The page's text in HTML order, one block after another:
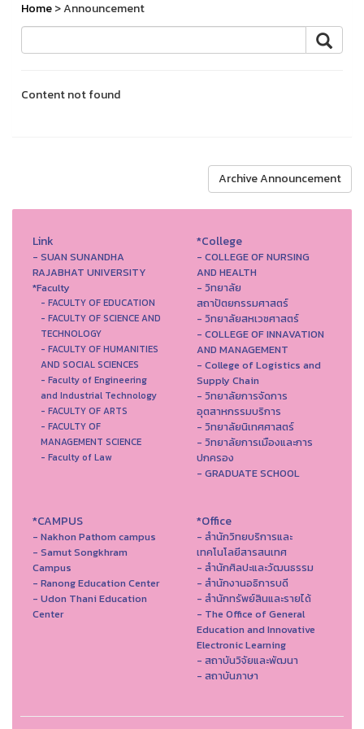
Home> Announcement
Content not found
Archive Announcement
Link
- SUAN SUNANDHA
RAJABHAT UNIVERSITY
*Faculty
- FACULTY OF EDUCATION
- FACULTY OF SCIENCE AND
TECHNOLOGY
- FACULTY OF HUMANITIES
AND SOCIAL SCIENCES
- Faculty of Engineering
and Industrial Technology
- FACULTY OF ARTS
- FACULTY OF
MANAGEMENT SCIENCE
- Faculty of Law
*College
- COLLEGE OF NURSING
AND HEALTH
- วิทยาลัย
สถาปัตยกรรมศาสตร์
- วิทยาลัยสหเวชศาสตร์
- COLLEGE OF INNAVATION
AND MANAGEMENT
- College of Logistics and
Supply Chain
- วิทยาลัยการจัดการ
อุตสาหกรรมบริการ
- วิทยาลัยนิเทศศาสตร์
- วิทยาลัยการเมืองและการ
ปกครอง
- GRADUATE SCHOOL
*CAMPUS
- Nakhon Pathom campus
- Samut Songkhram
Campus
- Ranong Education Center
- Udon Thani Education
Center
*Office
- สำนักวิทยบริการและ
เทคโนโลยีสารสนเทศ
- สํานักศิลปะและวัฒนธรรม
- สำนักงานอธิการบดี
- สำนักทรัพย์สินและรายได้
- The Office of General
Education and Innovative
Electronic Learning
- สถาบันวิจัยและพัฒนา
- สถาบันภาษา